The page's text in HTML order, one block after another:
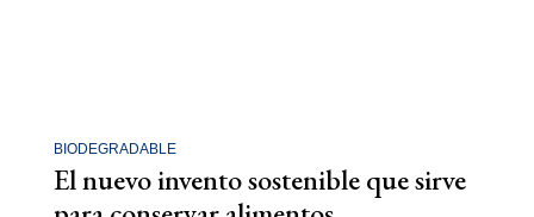
BIODEGRADABLE
El nuevo invento sostenible que sirve